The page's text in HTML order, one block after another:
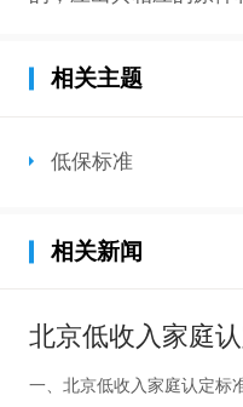
相关主题
低保标准
相关新闻
北京低收入家庭
一、北京低收入家庭认定标